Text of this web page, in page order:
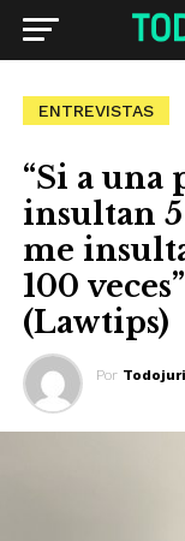
ENTREVISTAS
“Si a una
insultan 5
me
100
(Lawtips)
Por